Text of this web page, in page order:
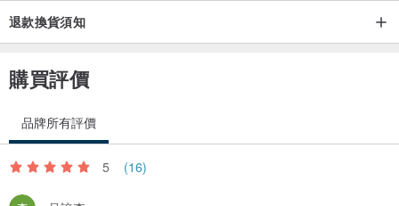
退款換貨須知
購買評價
品牌所有評價
5 (16)